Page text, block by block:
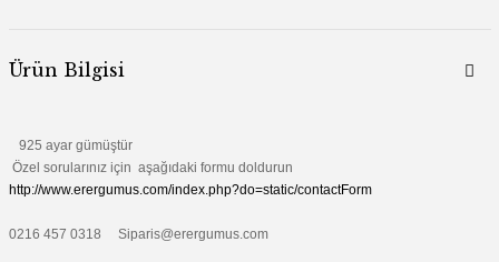
Ürün Bilgisi
925 ayar gümüştür
Özel sorularınız için aşağıdaki formu doldurun
http://www.erergumus.com/index.php?do=static/contactForm
0216 457 0318 Siparis@erergumus.com